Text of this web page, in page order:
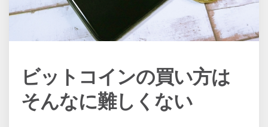
ビットコインの買い方は
そんなに難しくない